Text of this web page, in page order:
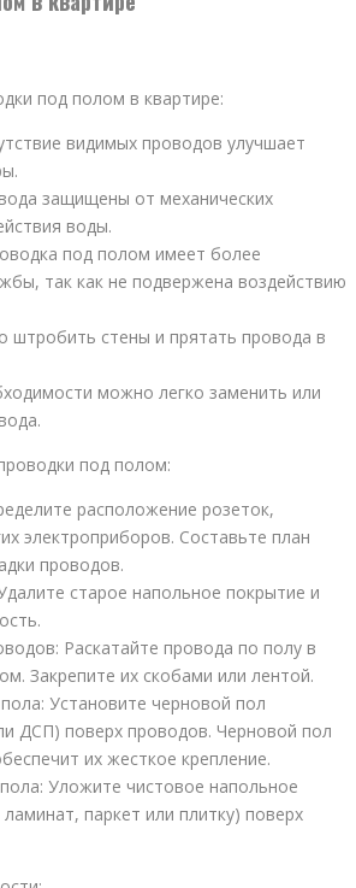
под полом в квартире:
видимых проводов улучшает
защищены от механических
воды.
под полом имеет более
так как не подвержена воздействию
штробить стены и прятать провода в
можно легко заменить или
под полом:
расположение розеток,
электроприборов. Составьте план
проводов.
старое напольное покрытие и
Раскатайте провода по полу в
Закрепите их скобами или лентой.
Установите черновой пол
ДСП) поверх проводов. Черновой пол
их жесткое крепление.
Уложите чистовое напольное
паркет или плитку) поверх